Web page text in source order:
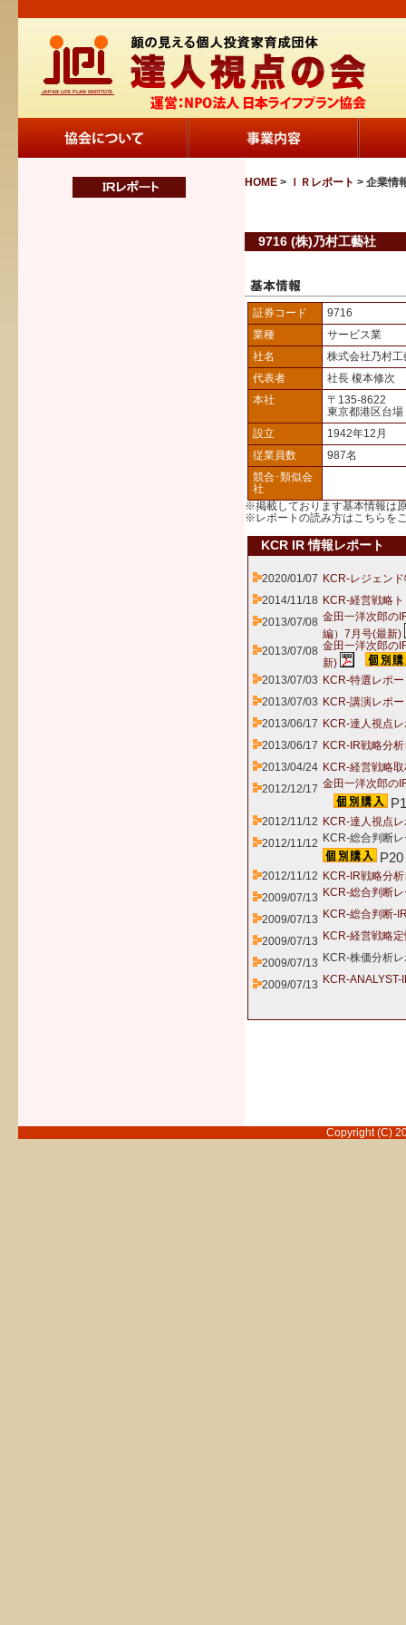
HOME > ＩＲレポート > 企業情
9716 (株)乃村工藝社
証券コード
9716
業種
サービス業
社名
株式会社乃村
代表者
社長 榎本修次
本社
〒135-8622
東京都港区台
設立
1942年12月
従業員数
987名
競合･類似会
社
※掲載しております基本情報は
※レポートの読み方はこちら を
KCR IR 情報レポート
2020/01/07 KCR-レジェン
2014/11/18 KCR-経営戦略
2013/07/08 金田一洋次郎の
編）7月号(最新)
2013/07/08 金田一洋次郎の
新)
2013/07/03 KCR-特選レポ
2013/07/03 KCR-講演レポ
2013/06/17 KCR-達人視点
2013/06/17 KCR-IR戦略分
2013/04/24 KCR-経営戦略
2012/12/17 金田一洋次郎の
2012/11/12 KCR-達人視点
2012/11/12 KCR-総合判断
2012/11/12 KCR-IR戦略分
2009/07/13 KCR-総合判断
2009/07/13 KCR-総合判断-
2009/07/13 KCR-経営戦略
2009/07/13 KCR-株価分析
2009/07/13 KCR-
Copyright (C)